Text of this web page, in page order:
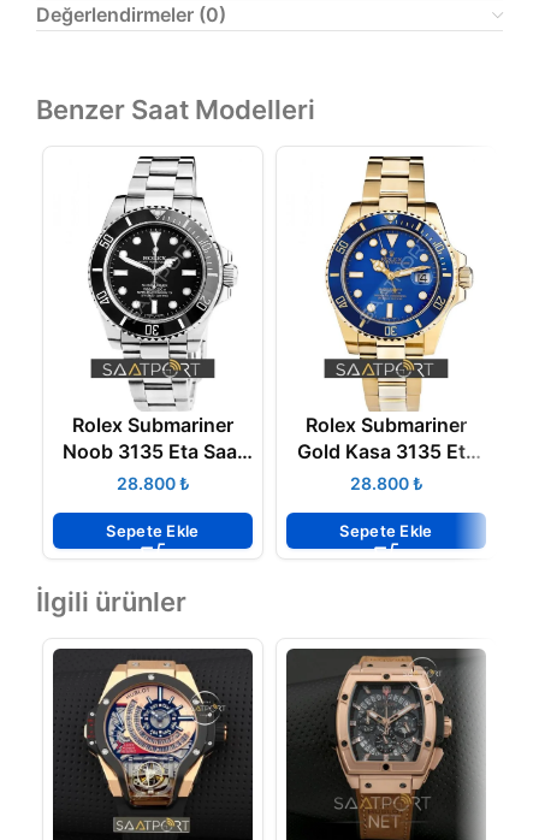
Değerlendirmeler (0)
Benzer Saat Modelleri
Rolex Submariner
Noob 3135 Eta Saat
116610LN
₺
Sepete Ekle
Rolex Submariner
Gold Kasa 3135 Eta
Saat 116618LB
₺
Sepete Ekle
İlgili ürünler